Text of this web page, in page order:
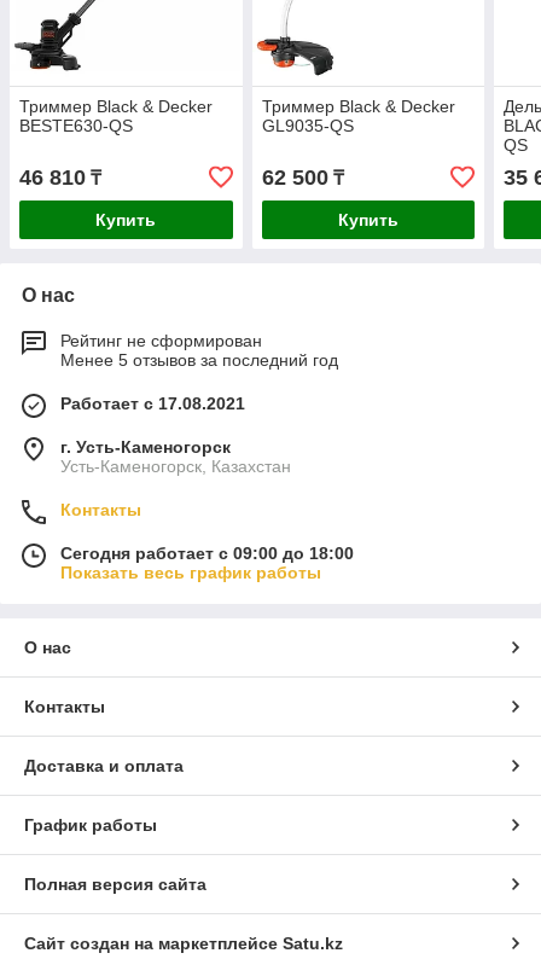
Триммер Black & Decker
BESTE630-QS
46 810 ₸
Купить
Триммер Black & Decker
GL9035-QS
62 500₸
Купить
QS
35
О нас
Рейтинг не сформирован
Менее 5 отзывов за последний год
Работает с 17.08.2021
г. Усть-Каменогорск
Усть-Каменогорск, Казахстан
Контакты
Сегодня работает с 09:00 до 18:00
Показать весь график работы
О нас
Контакты
Доставка и оплата
График работы
Полная версия сайта
Сайт создан на маркетплейсе Satu.kz